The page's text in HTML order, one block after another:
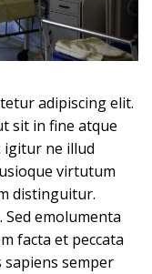
adipiscing elit.
sit in fine atque
igitur ne illud
virtutum
distinguitur.
emolumenta
facta et peccata
semper